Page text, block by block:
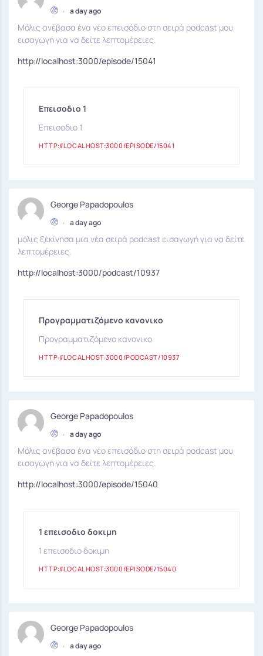
• a day ago
Μόλις ανέβασα ένα νέο επεισόδιο στη σειρά podcast μου
εισαγωγή για να δείτε λεπτομέρειες.
http://localhost:3000/episode/15041
Επεισοδιο 1
Επεισοδιο 1
HTTP://LOCALHOST:3000/EPISODE/15041
George Papadopoulos
• a day ago
μόλις ξεκίνησα μια νέα σειρά podcast εισαγωγή για να δείτε
λεπτομέρειες.
http://localhost:3000/podcast/10937
Προγραμματιζόμενο κανονικο
Προγραμματιζόμενο κανονικο
HTTP://LOCALHOST:3000/PODCAST/10937
George Papadopoulos
• a day ago
Μόλις ανέβασα ένα νέο επεισόδιο στη σειρά podcast μου
εισαγωγή για να δείτε λεπτομέρειες.
http://localhost:3000/episode/15040
1 επεισοδιο δοκιμη
1 επεισοδιο δοκιμη
HTTP://LOCALHOST:3000/EPISODE/15040
George Papadopoulos
• a day ago